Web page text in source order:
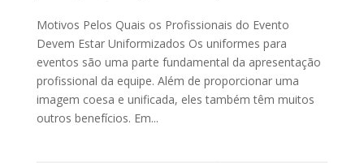
Motivos Pelos Quais os Profissionais do Evento
Devem Estar Uniformizados Os uniformes para
eventos são uma parte fundamental da apresentação
profissional da equipe. Além de proporcionar uma
imagem coesa e unificada, eles também têm muitos
outros benefícios. Em...